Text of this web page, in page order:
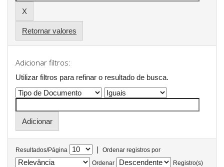
Retornar valores
Adicionar filtros:
Utilizar filtros para refinar o resultado de busca.
Resultados/Página |
Ordenar registros por
Ordenar
Registro(s)